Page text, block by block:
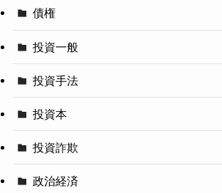
債権
投資一般
投資手法
投資本
投資詐欺
政治経済